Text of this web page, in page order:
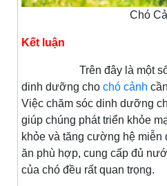
Chó
Kết luận
Trên đây là một số
dinh dưỡng cho chó cảnh
Việc chăm sóc dinh dưỡng
giúp chúng phát triển khỏe
khỏe và tăng cường hệ
ăn phù hợp, cung cấp đủ
của chó đều rất quan trọng.